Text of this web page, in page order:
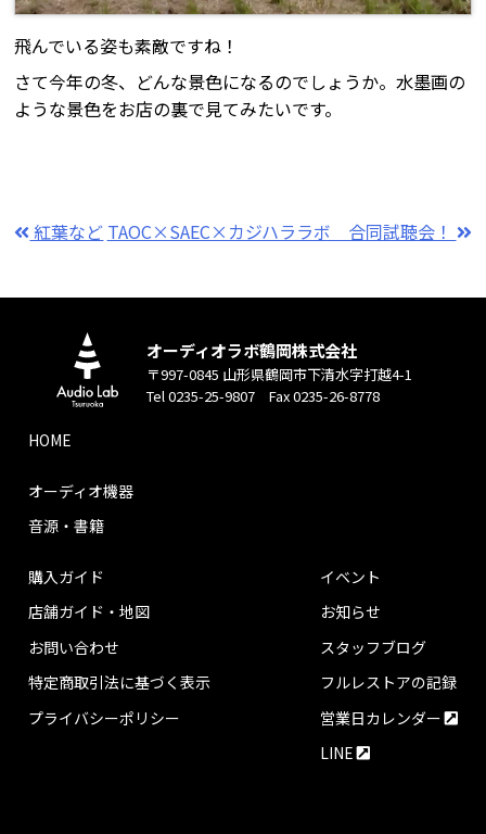
飛んでいる姿も素敵ですね！
さて今年の冬、どんな景色になるのでしょうか。水墨画の
ような景色をお店の裏で見てみたいです。
紅葉など TAOC×SAEC×カジハララボ 合同試聴会！
オーディオラボ鶴岡株式会社
〒997-0845 山形県鶴岡市下清水字打越4-1
Tel 0235-25-9807 Fax 0235-26-8778
HOME
オーディオ機器
音源・書籍
購入ガイド
店舗ガイド・地図
お問い合わせ
特定商取引法に基づく表示
プライバシーポリシー
イベント
お知らせ
スタッフブログ
フルレストアの記録
営業日カレンダー
LINE